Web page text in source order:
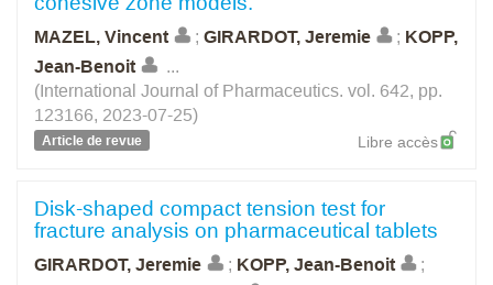
MAZEL, Vincent ; GIRARDOT, Jeremie ; KOPP,
Jean-Benoit
...
(International Journal of Pharmaceutics. vol. 642, pp.
123166, 2023-07-25)
Article de revue Libre accès
Disk-shaped compact tension test for
fracture analysis on pharmaceutical tablets
GIRARDOT, Jeremie ; KOPP, Jean-Benoit
;